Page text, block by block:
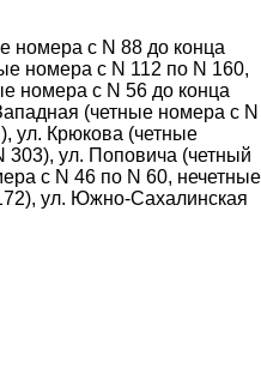
номера с N 88 до конца
номера с N 112 по N 160,
номера с N 56 до конца
(четные номера с N
ул. Крюкова (четные
303), ул. Поповича (четный
с N 46 по N 60, нечетные
ул. Южно-Сахалинская